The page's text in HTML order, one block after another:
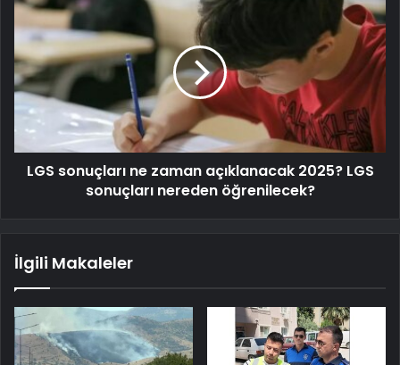
LGS sonuçları ne zaman açıklanacak 2025? LGS
sonuçları nereden öğrenilecek?
İlgili Makaleler